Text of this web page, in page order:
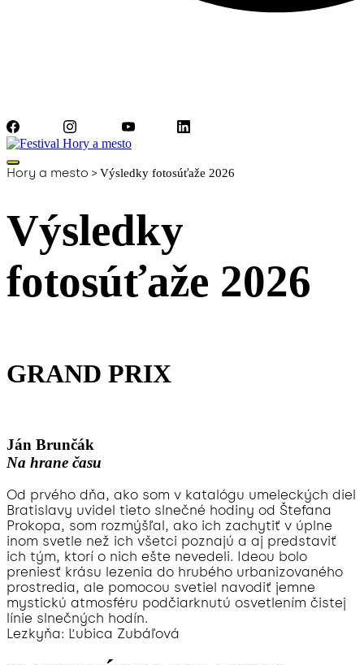
Hory a mesto >Výsledky fotosúťaže 2026
Výsledky
fotosúťaže 2026
GRAND PRIX
Ján Brunčák
Na hrane času
Od prvého dňa, ako som v katalógu umeleckých diel
Bratislavy uvidel tieto slnečné hodiny od Štefana
Prokopa, som rozmýšľal, ako ich zachytiť v úplne
inom svetle než ich všetci poznajú a aj predstaviť
ich tým, ktorí o nich ešte nevedeli. Ideou bolo
preniesť krásu lezenia do hrubého urbanizovaného
prostredia, ale pomocou svetiel navodiť jemne
mystickú atmosféru podčiarknutú osvetlením čistej
línie slnečných hodín.
Lezkyňa: Ľubica Zubáľová